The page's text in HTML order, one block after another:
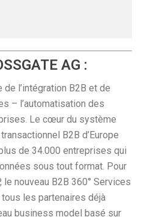
AG :
l’intégration B2B et de
– l’automatisation des
Le cœur du système
B2B d’Europe
de 34.000 entreprises qui
sous tout format. Pour
nouveau B2B 360° Services
les partenaires déjà
business model basé sur